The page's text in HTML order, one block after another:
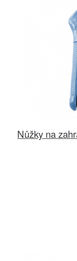
Nůžky na